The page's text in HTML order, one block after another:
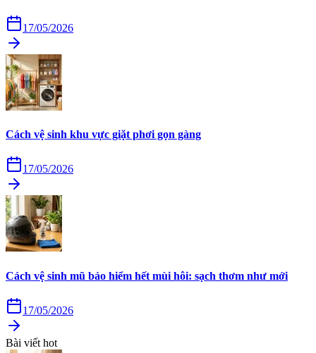
17/05/2026
Cách vệ sinh khu vực giặt phơi gọn gàng
17/05/2026
Cách vệ sinh mũ bảo hiểm hết mùi hôi: sạch thơm như mới
17/05/2026
Bài viết hot